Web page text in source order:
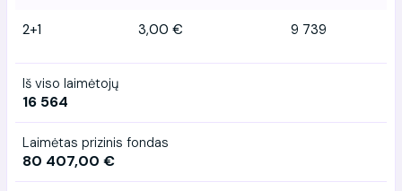
2+1 3,00 € 9 739
Iš viso laimėtojų
16 564
Laimėtas prizinis fondas
80 407,00 €